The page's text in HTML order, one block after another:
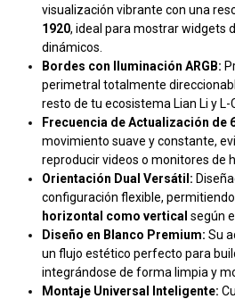
visualización vibrante con una
1920, ideal para mostrar widgets
dinámicos.
Bordes con Iluminación ARGB:
perimetral totalmente
resto de tu ecosistema Lian Li y L-
Frecuencia de Actualización de
movimiento suave y constante,
reproducir videos o monitores de
Orientación Dual Versátil:
configuración flexible,
horizontal como vertical según
Diseño en Blanco Premium: Su
un flujo estético perfecto para
integrándose de forma limpia y
Montaje Universal Inteligente: